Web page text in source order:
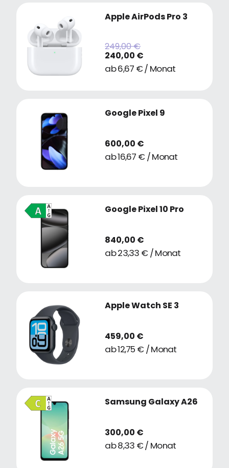
Apple AirPods Pro 3
249,00 €
240,00 €
ab 6,67 € / Monat
Google Pixel 9
600,00 €
ab 16,67 € / Monat
Google Pixel 10 Pro
840,00 €
ab 23,33 € / Monat
Apple Watch SE 3
459,00 €
ab 12,75 € / Monat
Samsung Galaxy A26
300,00 €
ab 8,33 € / Monat